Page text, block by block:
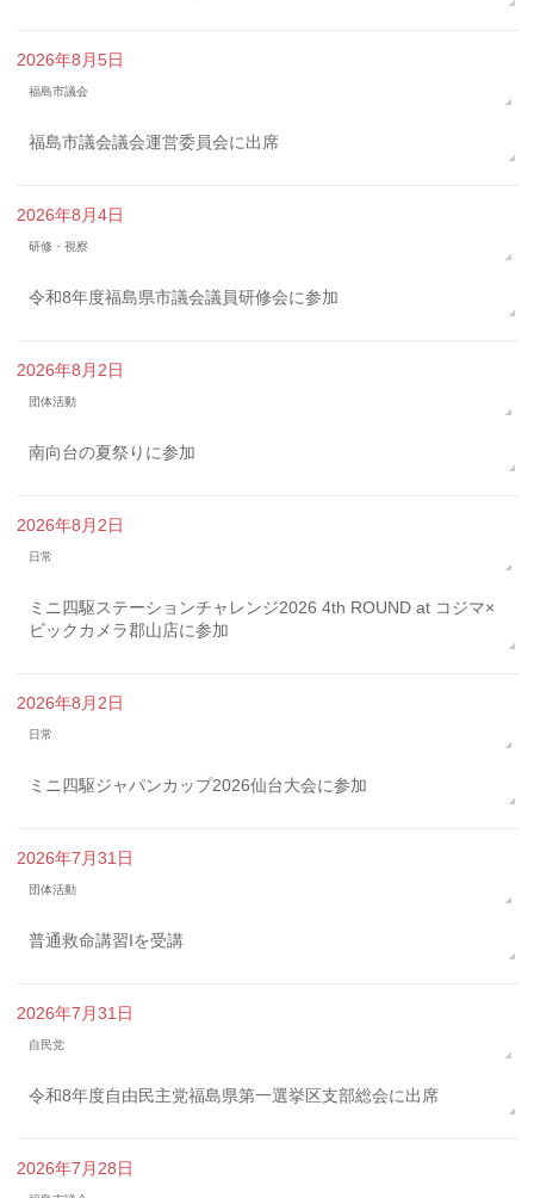
2026年8月5日
福島市議会
福島市議会議会運営委員会に出席
2026年8月4日
研修・視察
令和8年度福島県市議会議員研修会に参加
2026年8月2日
団体活動
南向台の夏祭りに参加
2026年8月2日
日常
ミニ四駆ステーションチャレンジ2026 4th ROUND at コジマ×
ビックカメラ郡山店に参加
2026年8月2日
日常
ミニ四駆ジャパンカップ2026仙台大会に参加
2026年7月31日
団体活動
普通救命講習Iを受講
2026年7月31日
自民党
令和8年度自由民主党福島県第一選挙区支部総会に出席
2026年7月28日